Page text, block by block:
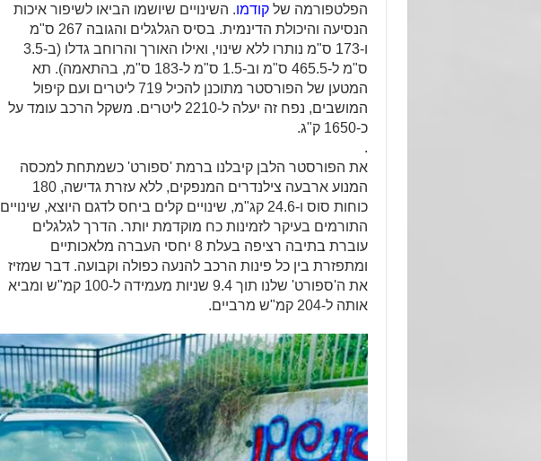
הפלטפורמה של קודמו. השינויים שיושמו הביאו לשיפור איכות
הנסיעה והיכולת הדינמית. בסיס הגלגלים והגובה 267 ס"מ
ו-173 ס"מ נותרו ללא שינוי, ואילו האורך והרוחב גדלו (ב-3.5
ס"מ ל-465.5 ס"מ וב-1.5 ס"מ ל-183 ס"מ, בהתאמה). תא
המטען של הפורסטר מתוכנן להכיל 719 ליטרים ועם קיפול
המושבים, נפח זה יעלה ל-2210 ליטרים. משקל הרכב עומד על
כ-1650 ק"ג.
.
את הפורסטר הלבן קיבלנו ברמת 'ספורט' כשמתחת למכסה
המנוע ארבעה צילנדרים המנפקים, ללא עזרת גדישה, 180
כוחות סוס ו-24.6 קג"מ, שינויים קלים ביחס לדגם היוצא, שינויים
התורמים בעיקר לזמינות כח מוקדמת יותר. הדרך לגלגלים
עוברת בתיבה רציפה בעלת 8 יחסי העברה מלאכותיים
ומתפזרת בין כל פינות הרכב להנעה כפולה וקבועה. דבר שמזיז
את ה'ספורט' שלנו תוך 9.4 שניות מעמידה ל-100 קמ"ש ומביא
אותה ל-204 קמ"ש מרביים.